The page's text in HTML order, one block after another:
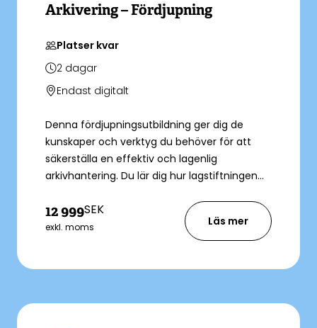
Arkivering – Fördjupning
Platser kvar
2 dagar
Endast digitalt
Denna fördjupningsutbildning ger dig de
kunskaper och verktyg du behöver för att
säkerställa en effektiv och lagenlig
arkivhantering. Du lär dig hur lagstiftningen
insikter i gallring, arkivredovisning och e-
arkivering. Utbildningen är utformad för dig
som redan har grundläggande kunskaper
12 999SEK
exkl. moms Läs mer